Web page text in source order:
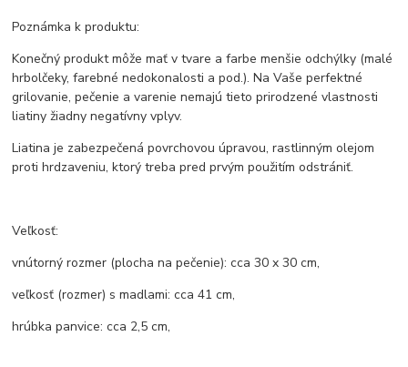
Poznámka k produktu:
Konečný produkt môže mať v tvare a farbe menšie odchýlky (malé
hrbolčeky, farebné nedokonalosti a pod.). Na Vaše perfektné
grilovanie, pečenie a varenie nemajú tieto prirodzené vlastnosti
liatiny žiadny negatívny vplyv.
Liatina je zabezpečená povrchovou úpravou, rastlinným olejom
proti hrdzaveniu, ktorý treba pred prvým použitím odstrániť.
Veľkosť:
vnútorný rozmer (plocha na pečenie): cca 30 x 30 cm,
veľkosť (rozmer) s madlami: cca 41 cm,
hrúbka panvice: cca 2,5 cm,